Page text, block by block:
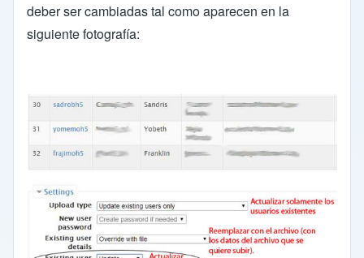
deber ser cambiadas tal como aparecen en la
siguiente fotografía: